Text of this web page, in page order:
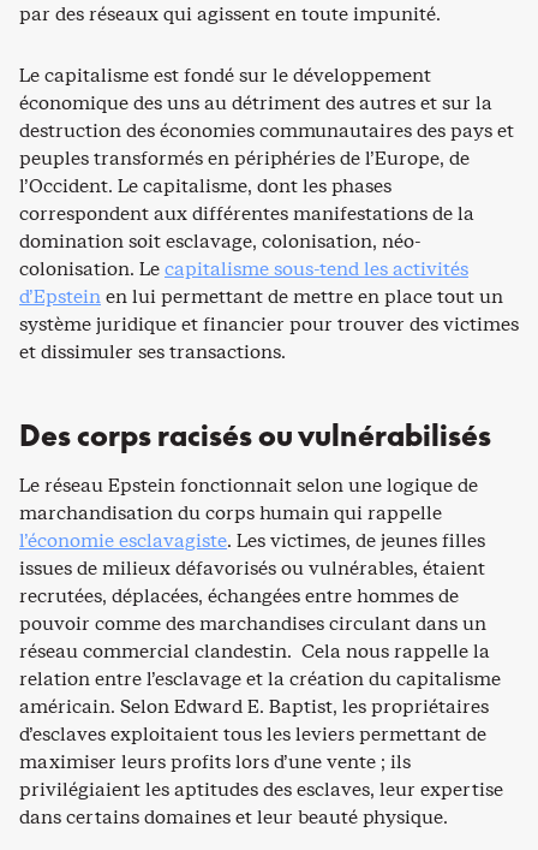
par des réseaux qui agissent en toute impunité.
Le capitalisme est fondé sur le développement
économique des uns au détriment des autres et sur la
destruction des économies communautaires des pays et
peuples transformés en périphéries de l’Europe, de
l’Occident. Le capitalisme, dont les phases
correspondent aux différentes manifestations de la
domination soit esclavage, colonisation, néo-
colonisation. Lecapitalisme sous-tend les activités
d’Epsteinen lui permettant de mettre en place tout un
système juridique et financier pour trouver des victimes
et dissimuler ses transactions.
Des corps racisés ou vulnérabilisés
Le réseau Epstein fonctionnait selon une logique de
marchandisation du corps humain qui rappelle
l’économie esclavagiste. Les victimes, de jeunes filles
issues de milieux défavorisés ou vulnérables, étaient
recrutées, déplacées, échangées entre hommes de
pouvoir comme des marchandises circulant dans un
réseau commercial clandestin. Cela nous rappelle la
relation entre l’esclavage et la création du capitalisme
américain. Selon Edward E. Baptist, les propriétaires
d’esclaves exploitaient tous les leviers permettant de
maximiser leurs profits lors d’une vente ; ils
privilégiaient les aptitudes des esclaves, leur expertise
dans certains domaines et leur beauté physique.